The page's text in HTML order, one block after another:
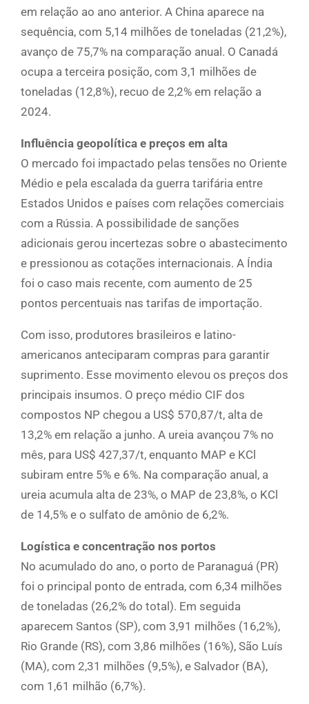
em relação ao ano anterior. A China aparece na
sequência, com 5,14 milhões de toneladas (21,2%),
avanço de 75,7% na comparação anual. O Canadá
ocupa a terceira posição, com 3,1 milhões de
toneladas (12,8%), recuo de 2,2% em relação a
2024.
Influência geopolítica e preços em alta
O mercado foi impactado pelas tensões no Oriente
Médio e pela escalada da guerra tarifária entre
Estados Unidos e países com relações comerciais
com a Rússia. A possibilidade de sanções
adicionais gerou incertezas sobre o abastecimento
e pressionou as cotações internacionais. A Índia
foi o caso mais recente, com aumento de 25
pontos percentuais nas tarifas de importação.
Com isso, produtores brasileiros e latino-
americanos anteciparam compras para garantir
suprimento. Esse movimento elevou os preços dos
principais insumos. O preço médio CIF dos
compostos NP chegou a US$ 570,87/t, alta de
13,2% em relação a junho. A ureia avançou 7% no
mês, para US$ 427,37/t, enquanto MAP e KCl
subiram entre 5% e 6%. Na comparação anual, a
ureia acumula alta de 23%, o MAP de 23,8%, o KCl
de 14,5% e o sulfato de amônio de 6,2%.
Logística e concentração nos portos
No acumulado do ano, o porto de Paranaguá (PR)
foi o principal ponto de entrada, com 6,34 milhões
de toneladas (26,2% do total). Em seguida
aparecem Santos (SP), com 3,91 milhões (16,2%),
Rio Grande (RS), com 3,86 milhões (16%), São Luís
(MA), com 2,31 milhões (9,5%), e Salvador (BA),
com 1,61 milhão (6,7%).